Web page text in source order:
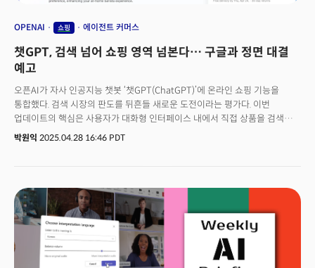
OPENAI 쇼핑 에이전트 커머스
챗GPT, 검색 넘어 쇼핑 영역 넘본다… 구글과 정면 대결
예고
오픈AI가 자사 인공지능 챗봇 ‘챗GPT(ChatGPT)’에 온라인 쇼핑 기능을
통합했다. 검색 시장의 판도를 뒤흔들 새로운 도전이라는 평가다. 이번
업데이트의 핵심은 사용자가 대화형 인터페이스 내에서 직접 상품을 검색하고
비교하며 구매 링크까지 제공받을 수 있다는 데 있다. 단순한 정보 검색 도구를
박원익 2025.04.28 16:46 PDT